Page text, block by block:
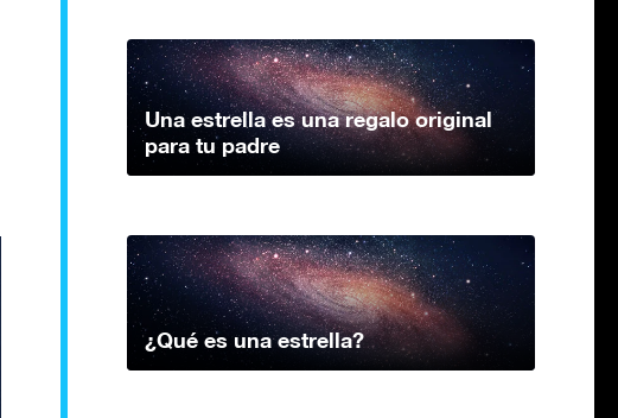
Una estrella es una regalo original
para tu padre
¿Qué es una estrella?